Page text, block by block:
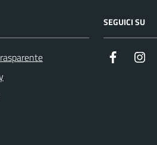
SEGUICI SU
Facebook